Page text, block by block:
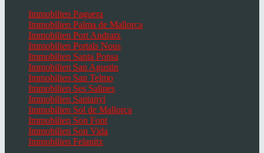
Immobilien Paguera
Immobilien Palma de Mallorca
Immobilien Port Andratx
Immobilien Portals Nous
Immobilien Santa Ponsa
Immobilien San Agustin
Immobilien San Telmo
Immobilien Ses Salines
Immobilien Santanyi
Immobilien Sol de Mallorca
Immobilien Son Font
Immobilien Son Vida
Immobilien Felanitx